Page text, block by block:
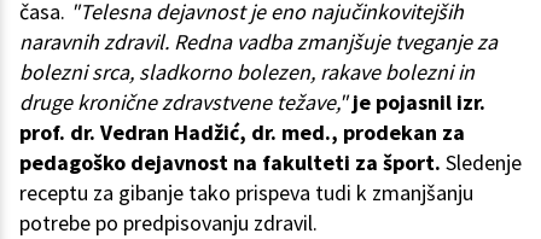
časa. "Telesna dejavnost je eno najučinkovitejših
naravnih zdravil. Redna vadba zmanjšuje tveganje za
bolezni srca, sladkorno bolezen, rakave bolezni in
druge kronične zdravstvene težave," je pojasnil izr.
prof. dr. Vedran Hadžić, dr. med., prodekan za
pedagoško dejavnost na fakulteti za šport. Sledenje
receptu za gibanje tako prispeva tudi k zmanjšanju
potrebe po predpisovanju zdravil.